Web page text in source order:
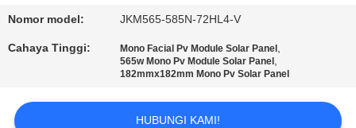
Nomor model: JKM565-585N-72HL4-V
Cahaya Tinggi: Mono Facial Pv Module Solar Panel ,
565w Mono Pv Module Solar Panel ,
182mmx182mm Mono Pv Solar Panel
HUBUNGI KAMI!